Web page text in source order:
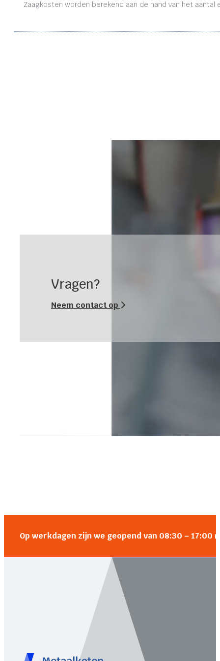
Zaagkosten worden berekend aan de hand van het
Vragen?
Neem contact op
Op werkdagen zijn we geopend van 08:30 –